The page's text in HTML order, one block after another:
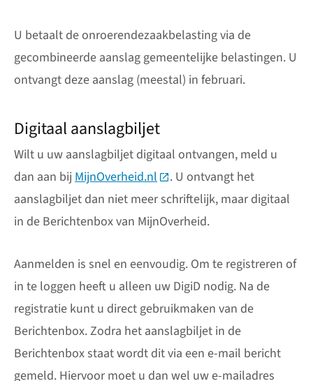
U betaalt de onroerendezaakbelasting via de
gecombineerde aanslag gemeentelijke belastingen. U
ontvangt deze aanslag (meestal) in februari.
Digitaal aanslagbiljet
Wilt u uw aanslagbiljet digitaal ontvangen, meld u
dan aan bijMijnOverheid.nl(Deze link gaat naar een
. U ontvangt het
aanslagbiljet dan niet meer schriftelijk, maar digitaal
in de Berichtenbox van MijnOverheid.
Aanmelden is snel en eenvoudig. Om te registreren of
in te loggen heeft u alleen uw DigiD nodig. Na de
registratie kunt u direct gebruikmaken van de
Berichtenbox. Zodra het aanslagbiljet in de
Berichtenbox staat wordt dit via een e-mail bericht
gemeld. Hiervoor moet u dan wel uw e-mailadres